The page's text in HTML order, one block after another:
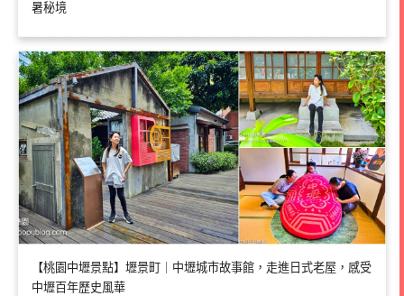
暑秘境
【桃園中壢景點】壢景町｜中壢城市故事館，走進日式老屋，感受
中壢百年歷史風華